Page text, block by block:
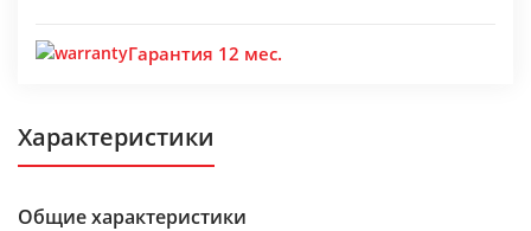
Гарантия 12 мес.
Характеристики
Общие характеристики